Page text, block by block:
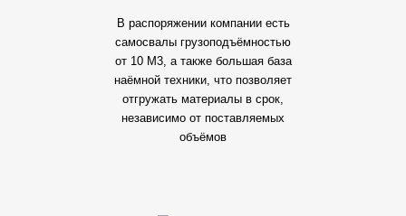
В распоряжении компании есть
самосвалы грузоподъёмностью
от 10 М3, а также большая база
наёмной техники, что позволяет
отгружать материалы в срок,
независимо от поставляемых
объёмов